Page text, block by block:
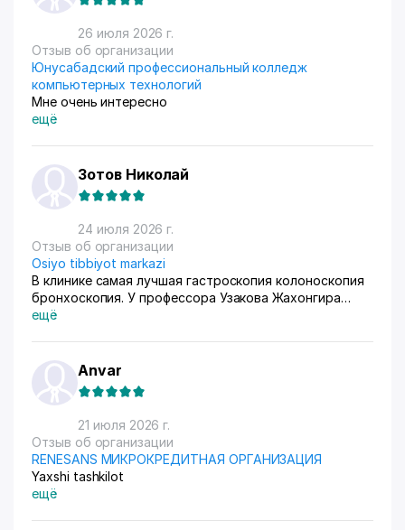
любят) За продажами следим через приложение, оно
очень помогает все контролировать, да и удобное
само по себе
26 июля 2026 г.
Отзыв об организации
Юнусабадский профессиональный колледж
компьютерных технологий
Мне очень интересно
ещё
Зотов Николай
24 июля 2026 г.
Отзыв об организации
Osiyo tibbiyot markazi
В клинике самая лучшая гастроскопия колоноскопия
бронхоскопия. У профессора Узакова Жахонгира
Низамовича.
ещё
Anvar
21 июля 2026 г.
Отзыв об организации
RENESANS МИКРОКРЕДИТНАЯ ОРГАНИЗАЦИЯ
Yaxshi tashkilot
ещё